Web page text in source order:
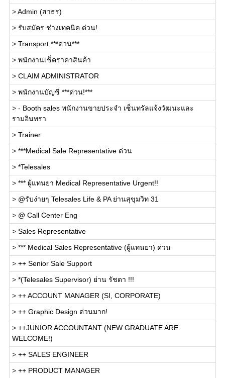
>Admin (สาธร)
> รับสมัคร ช่างเทคนิค ด่วน!
> Transport ***ด่วน***
> พนักงานเช็คราคาสินค้า
> CLAIM ADMINISTRATOR
> พนักงานบัญชี ***ด่วน!***
> - Booth sales พนักงานขายประจำ เซ็นทรัลแจ้งวัฒนะและ
รามอินทรา
> Trainer
> ***Medical Sale Representative ด่วน
> *Telesales
> *** ผู้แทนยา Medical Representative Urgent!!
> @รับง่ายๆ Telesales Life & PA ย่านสุขุมวิท 31
> @ Call Center Eng
> Sales Representative
> *** Medical Sales Representative (ผู้แทนยา) ด่วน
> ++ Senior Sale Support
> *(Telesales Supervisor) ย่าน รัชดา !!!
> ++ ACCOUNT MANAGER (SI, CORPORATE)
> ++ Graphic Design ด่วนมาก!
> ++JUNIOR ACCOUNTANT (NEW GRADUATE ARE
WELCOME!)
> ++ SALES ENGINEER
> ++ PRODUCT MANAGER